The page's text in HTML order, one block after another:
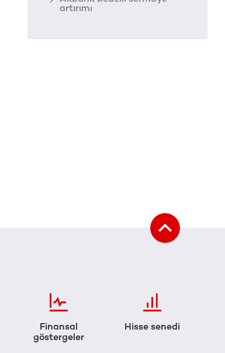
artırımı
Finansal
göstergeler
Hisse senedi